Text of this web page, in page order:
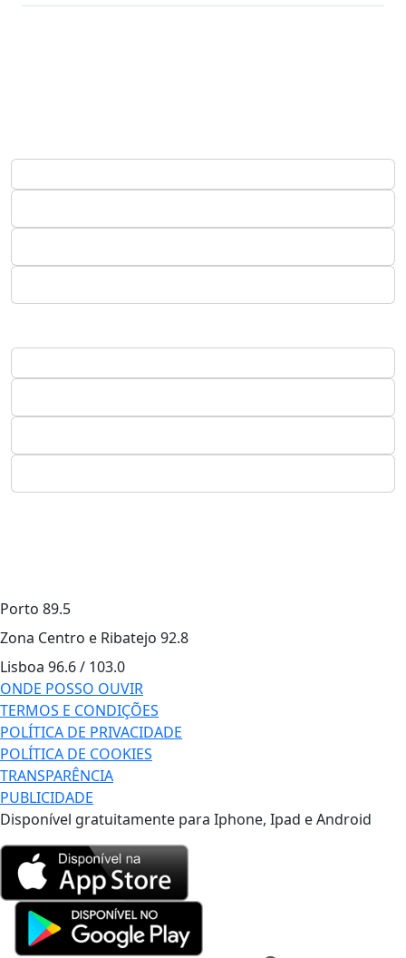
Porto 89.5
Zona Centro e Ribatejo 92.8
Lisboa 96.6 / 103.0
ONDE POSSO OUVIR
TERMOS E CONDIÇÕES
POLÍTICA DE PRIVACIDADE
POLÍTICA DE COOKIES
TRANSPARÊNCIA
PUBLICIDADE
Disponível gratuitamente para Iphone, Ipad e Android